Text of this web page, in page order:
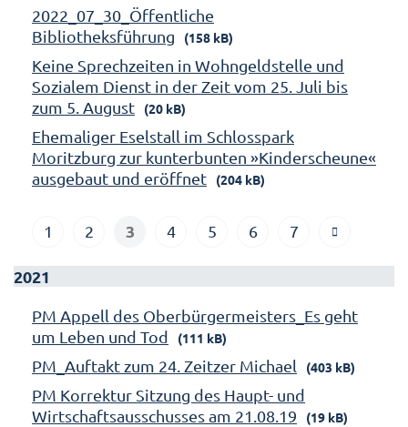
2022_07_30_Öffentliche
Bibliotheksführung
(158 kB)
Keine Sprechzeiten in Wohngeldstelle und
Sozialem Dienst in der Zeit vom 25. Juli bis
zum 5. August
(20 kB)
Ehemaliger Eselstall im Schlosspark
Moritzburg zur kunterbunten »Kinderscheune«
ausgebaut und eröffnet
(204 kB)
1 2 3 4 5 6 7
2021
PM Appell des Oberbürgermeisters_Es geht
um Leben und Tod
(111 kB)
PM_Auftakt zum 24. Zeitzer Michael (403 kB)
PM Korrektur Sitzung des Haupt- und
Wirtschaftsausschusses am 21.08.19
(19 kB)